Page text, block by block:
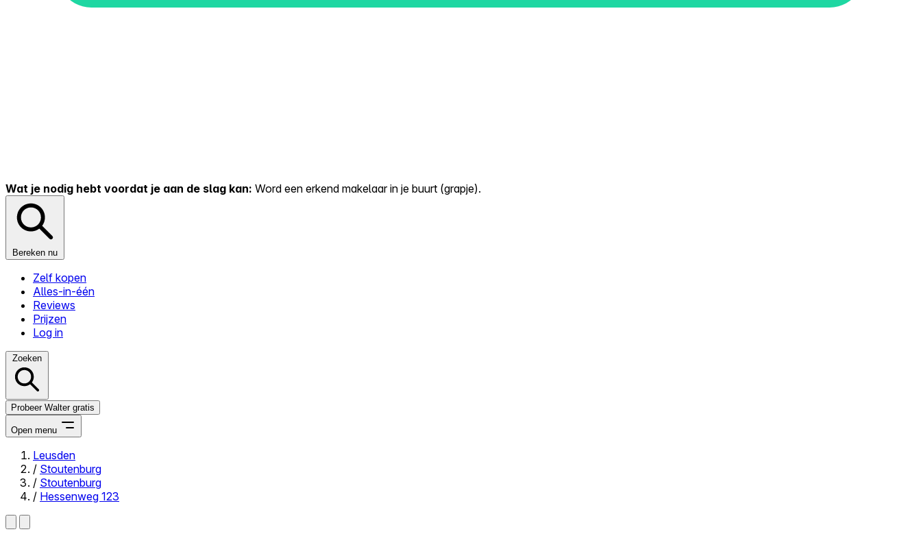
Wat je nodig hebt voordat je aan de slag kan: Word een erkend makelaar in je buurt (grapje).
Bereken nu
Zelf kopen
Alles-in-één
Reviews
Prijzen
Log in
Zoeken
Probeer Walter gratis
Open menu
Close menu
Leusden
/ Stoutenburg
/ Stoutenburg
/ Hessenweg 123